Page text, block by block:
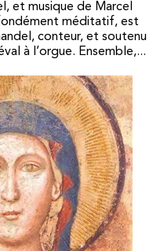
et musique de Marcel
méditatif, est
conteur, et soutenu
à l’orgue. Ensemble,...